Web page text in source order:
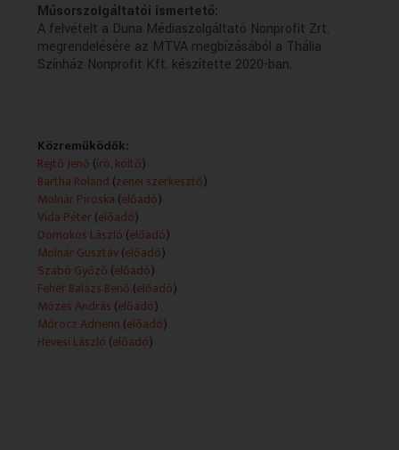
Műsorszolgáltatói ismertető:
A felvételt a Duna Médiaszolgáltató Nonprofit Zrt.
megrendelésére az MTVA megbízásából a Thália
Színház Nonprofit Kft. készítette 2020-ban.
Közreműködők:
Rejtő Jenő (író, költő)
Bartha Roland (zenei szerkesztő)
Molnár Piroska (előadó)
Vida Péter(előadó)
Domokos László (előadó)
Molnár Gusztáv(előadó)
Szabó Győző (előadó)
Fehér Balázs Benő (előadó)
Mózes András (előadó)
Mórocz Adrienn (előadó)
Hevesi László (előadó)